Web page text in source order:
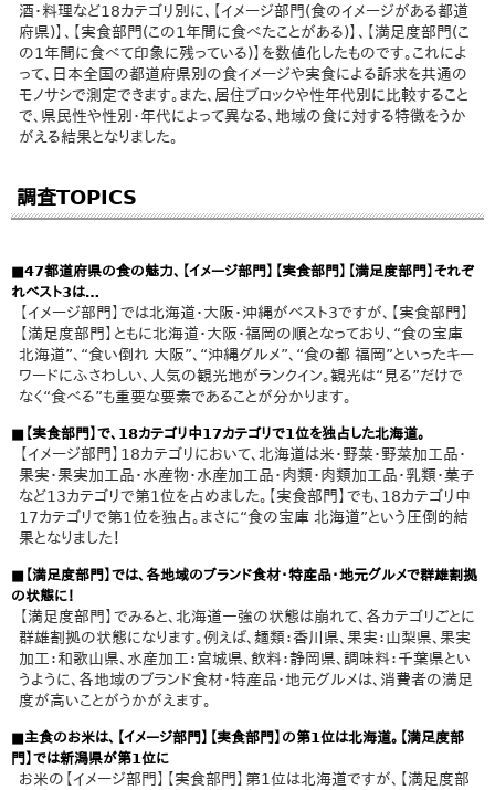
酒・料理など18カテゴリ別に、【イメージ部門(食のイメージがある都道
府県)】、【実食部門(この1年間に食べたことがある)】、【満足度部門(こ
の1年間に食べて印象に残っている)】を数値化したものです。これによ
って、日本全国の都道府県別の食イメージや実食による訴求を共通の
モノサシで測定できます。また、居住ブロックや性年代別に比較すること
で、県民性や性別・年代によって異なる、地域の食に対する特徴をうか
がえる結果となりました。
調査TOPICS
■47都道府県の食の魅力、【イメージ部門】【実食部門】【満足度部門】それぞ
れベスト3は…
【イメージ部門】では北海道・大阪・沖縄がベスト3ですが、【実食部門】
【満足度部門】ともに北海道・大阪・福岡の順となっており、“食の宝庫
北海道”、“食い倒れ 大阪”、“沖縄グルメ”、“食の都 福岡”といったキー
ワードにふさわしい、人気の観光地がランクイン。観光は“見る”だけで
なく“食べる”も重要な要素であることが分かります。
■【実食部門】で、18カテゴリ中17カテゴリで1位を独占した北海道。
【イメージ部門】18カテゴリにおいて、北海道は米・野菜・野菜加工品・
果実・果実加工品・水産物・水産加工品・肉類・肉類加工品・乳類・菓子
など13カテゴリで第1位を占めました。【実食部門】でも、18カテゴリ中
17カテゴリで第1位を独占。まさに“食の宝庫 北海道”という圧倒的結
果となりました！
■【満足度部門】では、各地域のブランド食材・特産品・地元グルメで群雄割拠
の状態に！
【満足度部門】でみると、北海道一強の状態は崩れて、各カテゴリごとに
群雄割拠の状態になります。例えば、麺類：香川県、果実：山梨県、果実
加工：和歌山県、水産加工：宮城県、飲料：静岡県、調味料：千葉県とい
うように、各地域のブランド食材・特産品・地元グルメは、消費者の満足
度が高いことがうかがえます。
■主食のお米は、【イメージ部門】【実食部門】の第1位は北海道。【満足度部
門】では新潟県が第1位に
お米の【イメージ部門】【実食部門】第1位は北海道ですが、【満足度部